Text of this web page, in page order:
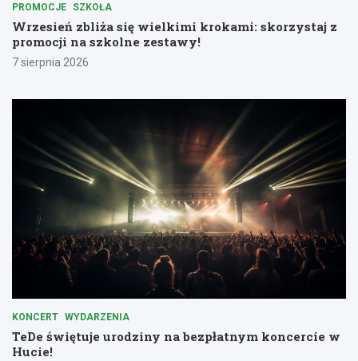
PROMOCJE SZKOŁA
Wrzesień zbliża się wielkimi krokami: skorzystaj z
promocji na szkolne zestawy!
7 sierpnia 2026
KONCERT WYDARZENIA
TeDe świętuje urodziny na bezpłatnym koncercie w
Hucie!